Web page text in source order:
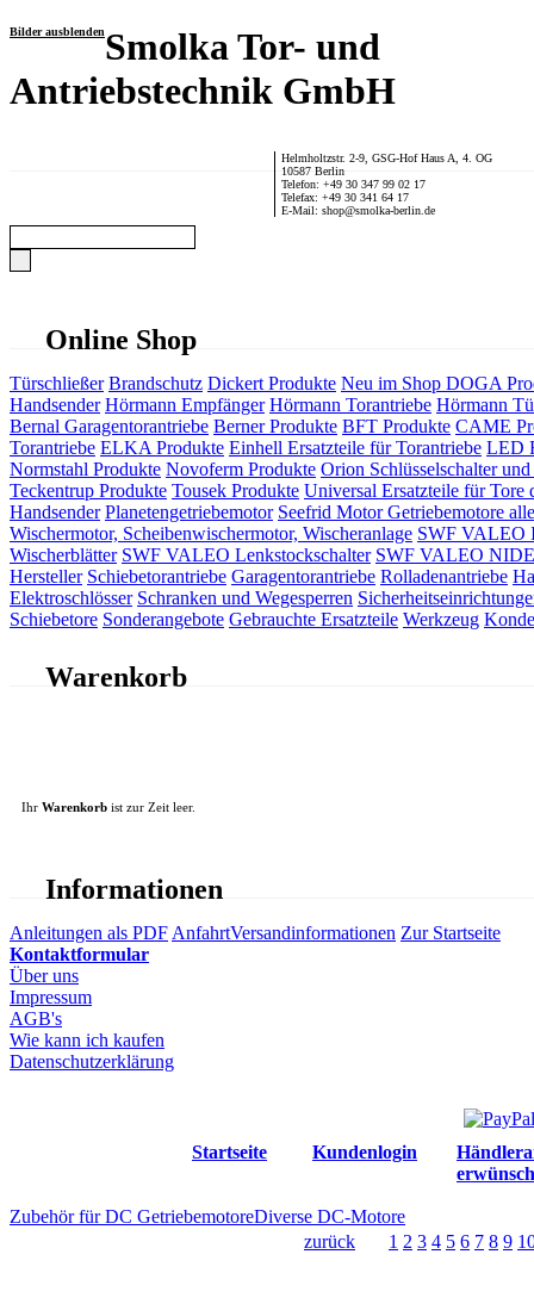
Bilder ausblendenSmolka Tor- und
Antriebstechnik GmbH
Helmholtzstr. 2-9, GSG-Hof Haus A, 4. OG
10587 Berlin
Telefon: +49 30 347 99 02 17
Telefax: +49 30 341 64 17
E-Mail: shop@smolka-berlin.de
Online Shop
Türschließer Brandschutz Dickert Produkte Neu im Shop DOGA
Handsender Hörmann Empfänger Hörmann Torantriebe Hörmann
Bernal Garagentorantriebe Berner Produkte BFT Produkte CAME
Torantriebe ELKA Produkte Einhell Ersatzteile für Torantriebe LED
Normstahl Produkte Novoferm Produkte Orion Schlüsselschalter und
Teckentrup Produkte Tousek Produkte Universal Ersatzteile für Tore
Handsender Planetengetriebemotor Seefrid Motor Getriebemotore
Wischermotor, Scheibenwischermotor, Wischeranlage SWF VALEO
Wischerblätter SWF VALEO Lenkstockschalter SWF VALEO
Hersteller Schiebetorantriebe Garagentorantriebe Rolladenantriebe
Elektroschlösser Schranken und Wegesperren
Schiebetore Sonderangebote Gebrauchte Ersatzteile Werkzeug
Warenkorb
Ihr Warenkorb ist zur Zeit leer.
Informationen
Anleitungen als PDF AnfahrtVersandinformationen Zur Startseite
Kontaktformular
Über uns
Impressum
AGB's
Wie kann ich kaufen
Datenschutzerklärung
Startseite Kundenlogin
Zubehör für DC GetriebemotoreDiverse DC-Motore
zurück
1 2 3 4 5 6 7 8 9